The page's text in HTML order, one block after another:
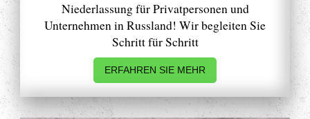
Niederlassung für Privatpersonen und
Unternehmen in Russland! Wir begleiten Sie
Schritt für Schritt
ERFAHREN SIE MEHR